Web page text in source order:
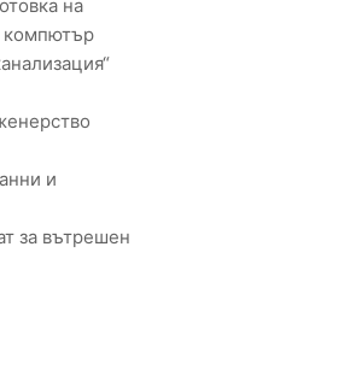
на
компютър
и
за вътрешен